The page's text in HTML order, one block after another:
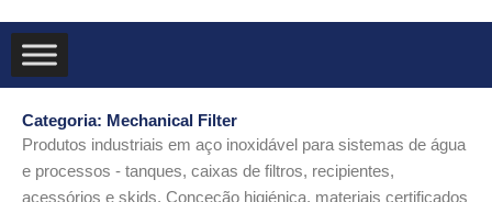
Categoria: Mechanical Filter
Produtos industriais em aço inoxidável para sistemas de água
e processos - tanques, caixas de filtros, recipientes,
acessórios e skids. Conceção higiénica, materiais certificados